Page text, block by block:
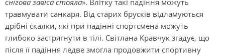
снігова завіса стояла». Влітку такі падіння можуть
травмувати санкаря. Від старих брусків відламуються
дрібні скалки, які при падінні спортсмена можуть
глибоко застрягнути в тілі. Світлана Кравчук згадує, що
після її падіння ледве змогла продовжити спортивну